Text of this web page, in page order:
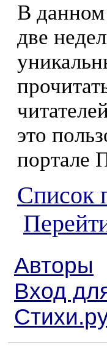
В данном
две
это
портале
Список
Авторы
Вход